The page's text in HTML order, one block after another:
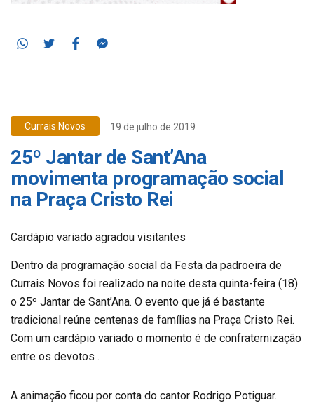
Whatsapp
TwitterFacebook
Currais Novos 19 de julho de 2019
25º Jantar de Sant’Ana
movimenta programação social
na Praça Cristo Rei
Cardápio variado agradou visitantes
Dentro da programação social da Festa da padroeira de
Currais Novos foi realizado na noite desta quinta-feira (18)
o 25º Jantar de Sant’Ana. O evento que já é bastante
tradicional reúne centenas de famílias na Praça Cristo Rei.
Com um cardápio variado o momento é de confraternização
entre os devotos .
A animação ficou por conta do cantor Rodrigo Potiguar.